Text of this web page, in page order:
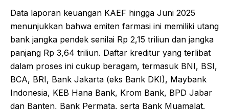
Data laporan keuangan KAEF hingga Juni 2025
menunjukkan bahwa emiten farmasi ini memiliki utang
bank jangka pendek senilai Rp 2,15 triliun dan jangka
panjang Rp 3,64 triliun. Daftar kreditur yang terlibat
dalam proses ini cukup beragam, termasuk BNI, BSI,
BCA, BRI, Bank Jakarta (eks Bank DKI), Maybank
Indonesia, KEB Hana Bank, Krom Bank, BPD Jabar
dan Banten, Bank Permata, serta Bank Muamalat.